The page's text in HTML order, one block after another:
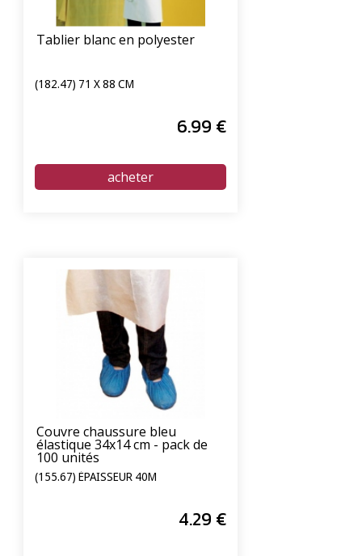
Tablier blanc en polyester
(182.47) 71 X 88 CM
6.99 €
Couvre chaussure bleu
élastique 34x14 cm - pack de
100 unités
(155.67) ÉPAISSEUR 40Μ
4.29 €